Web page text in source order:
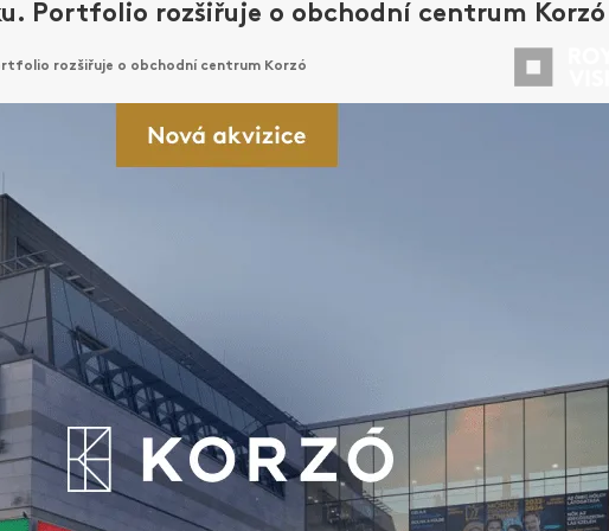
Portfolio rozšiřuje o obchodní centrum Korzó
rozšiřuje o obchodní centrum Korzó